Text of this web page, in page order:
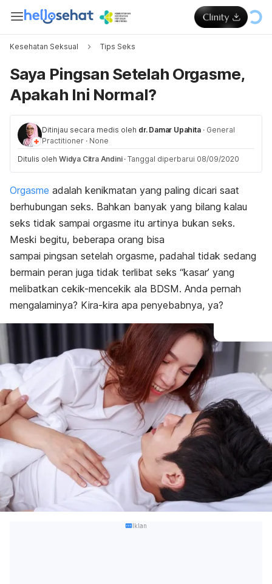
Kesehatan Seksual Tips Seks
Saya Pingsan Setelah Orgasme,
Apakah Ini Normal?
Ditinjau secara medis oleh dr. Damar Upahita · General
Practitioner · None
Ditulis oleh Widya Citra Andini · Tanggal diperbarui 08/09/2020
Orgasme adalah kenikmatan yang paling dicari saat
berhubungan seks. Bahkan banyak yang bilang kalau
seks tidak sampai orgasme itu artinya bukan seks.
Meski begitu, beberapa orang bisa
sampai pingsan setelah orgasme, padahal tidak sedang
bermain peran juga tidak terlibat seks “kasar’ yang
melibatkan cekik-mencekik ala BDSM. Anda pernah
mengalaminya? Kira-kira apa penyebabnya, ya?
Iklan